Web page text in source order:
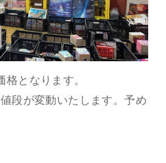
となります。
段が変動いたします。予め